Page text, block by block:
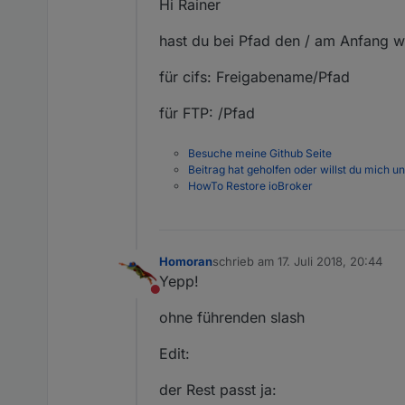
Hi Rainer
hast du bei Pfad den / am Anfang
für cifs: Freigabename/Pfad
für FTP: /Pfad
Besuche meine Github Seite
Beitrag hat geholfen oder willst du mich
HowTo Restore ioBroker
Nicht stören
Homoranschrieb am 17. Juli 2018, 20:44
zuletzt editiert von
Yepp!
ohne führenden slash
Edit:
der Rest passt ja: